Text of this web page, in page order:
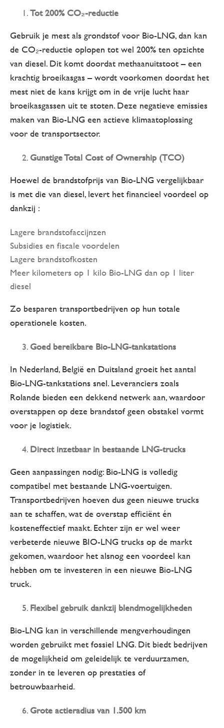
Tot 200% CO₂-reductie
Gebruik je mest als grondstof voor Bio-LNG, dan kan
de CO₂-reductie oplopen tot wel 200% ten opzichte
van diesel. Dit komt doordat methaanuitstoot – een
krachtig broeikasgas – wordt voorkomen doordat het
mest niet de kans krijgt om in de vrije lucht haar
broeikasgassen uit te stoten. Deze negatieve emissies
maken van Bio-LNG een actieve klimaatoplossing
voor de transportsector.
Gunstige Total Cost of Ownership (TCO)
Hoewel de brandstofprijs van Bio-LNG vergelijkbaar
is met die van diesel, levert het financieel voordeel op
dankzij :
Lagere brandstofaccijnzen
Subsidies en fiscale voordelen
Lagere brandstofkosten
Meer kilometers op 1 kilo Bio-LNG dan op 1 liter
diesel
Zo besparen transportbedrijven op hun totale
operationele kosten.
Goed bereikbare Bio-LNG-tankstations
In Nederland, België en Duitsland groeit het aantal
Bio-LNG-tankstations snel. Leveranciers zoals
Rolande bieden een dekkend netwerk aan, waardoor
overstappen op deze brandstof geen obstakel vormt
voor je logistiek.
Direct inzetbaar in bestaande LNG-trucks
Geen aanpassingen nodig: Bio-LNG is volledig
compatibel met bestaande LNG-voertuigen.
Transportbedrijven hoeven dus geen nieuwe trucks
aan te schaffen, wat de overstap efficiënt én
kosteneffectief maakt. Echter zijn er wel weer
verbeterde nieuwe BIO-LNG trucks op de markt
gekomen, waardoor het alsnog een voordeel kan
hebben om te investeren in een nieuwe Bio-LNG
truck.
Flexibel gebruik dankzij blendmogelijkheden
Bio-LNG kan in verschillende mengverhoudingen
worden gebruikt met fossiel LNG. Dit biedt bedrijven
de mogelijkheid om geleidelijk te verduurzamen,
zonder in te leveren op prestaties of
betrouwbaarheid.
Grote actieradius van 1.500 km